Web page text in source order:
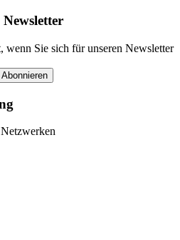
wenn Sie sich für unseren Newsletter
Abonnieren